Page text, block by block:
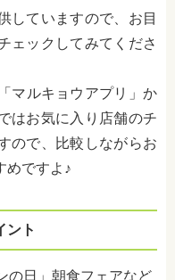
していますので、お目
ェックしてみてくださ
マルキョウアプリ」か
はお気に入り店舗のチ
ので、比較しながらお
めですよ♪
ント
の日」朝食フェアなど